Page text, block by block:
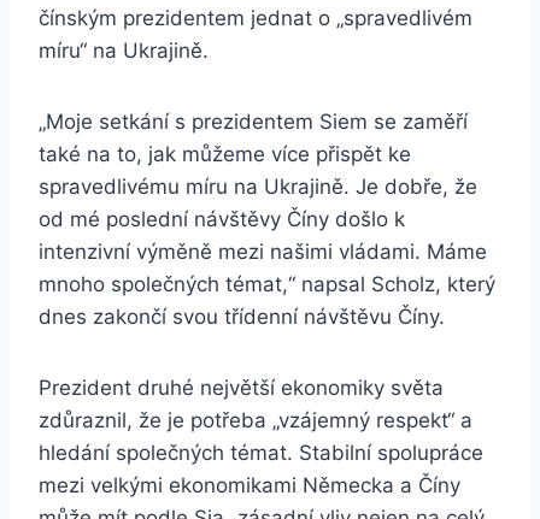
čínským prezidentem jednat o „spravedlivém
míru“ na Ukrajině.
„Moje setkání s prezidentem Siem se zaměří
také na to, jak můžeme více přispět ke
spravedlivému míru na Ukrajině. Je dobře, že
od mé poslední návštěvy Číny došlo k
intenzivní výměně mezi našimi vládami. Máme
mnoho společných témat,“ napsal Scholz, který
dnes zakončí svou třídenní návštěvu Číny.
Prezident druhé největší ekonomiky světa
zdůraznil, že je potřeba „vzájemný respekt“ a
hledání společných témat. Stabilní spolupráce
mezi velkými ekonomikami Německa a Číny